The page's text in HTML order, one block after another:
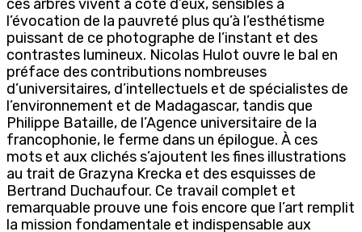
ces arbres vivent à côté d’eux, sensibles à
l’évocation de la pauvreté plus qu’à l’esthétisme
puissant de ce photographe de l’instant et des
contrastes lumineux. Nicolas Hulot ouvre le bal en
préface des contributions nombreuses
d’universitaires, d’intellectuels et de spécialistes de
l’environnement et de Madagascar, tandis que
Philippe Bataille, de l’Agence universitaire de la
francophonie, le ferme dans un épilogue. À ces
mots et aux clichés s’ajoutent les fines illustrations
au trait de Grazyna Krecka et des esquisses de
Bertrand Duchaufour. Ce travail complet et
remarquable prouve une fois encore que l’art remplit
la mission fondamentale et indispensable aux